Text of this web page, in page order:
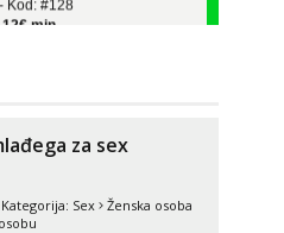
min
min
za sex
Kategorija: Sex
Ženska osoba